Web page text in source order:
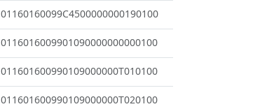
01160160099C4500000000190100
0116016009901090000000000100
011601600990109000000T010100
011601600990109000000T020100